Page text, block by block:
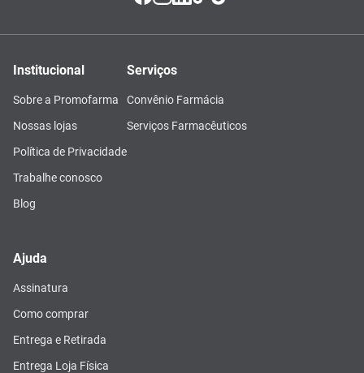
Institucional
Sobre a Promofarma
Nossas lojas
Política de Privacidade
Trabalhe conosco
Blog
Serviços
Convênio Farmácia
Serviços Farmacêuticos
Ajuda
Assinatura
Como comprar
Entrega e Retirada
Entrega Loja Física